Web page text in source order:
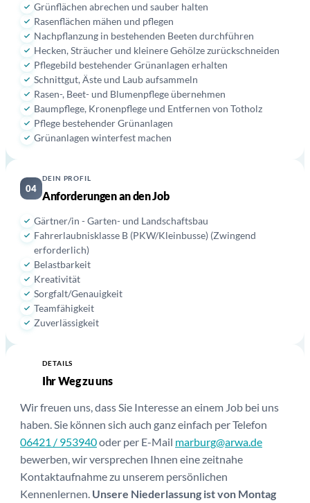
Grünflächen abrechen und sauber halten
Rasenflächen mähen und pflegen
Nachpflanzung in bestehenden Beeten durchführen
Hecken, Sträucher und kleinere Gehölze zurückschneiden
Pflegebild bestehender Grünanlagen erhalten
Schnittgut, Äste und Laub aufsammeln
Rasen-, Beet- und Blumenpflege übernehmen
Baumpflege, Kronenpflege und Entfernen von Totholz
Pflege bestehender Grünanlagen
Grünanlagen winterfest machen
04
DEIN PROFIL
Anforderungen an den Job
Gärtner/in - Garten- und Landschaftsbau
Fahrerlaubnisklasse B (PKW/Kleinbusse) (Zwingend
erforderlich)
Belastbarkeit
Kreativität
Sorgfalt/Genauigkeit
Teamfähigkeit
Zuverlässigkeit
DETAILS
Ihr Weg zu uns
Wir freuen uns, dass Sie Interesse an einem Job bei uns
haben. Sie können sich auch ganz einfach per Telefon
06421 / 953940oder per E-Mail marburg@arwa.de
bewerben, wir versprechen Ihnen eine zeitnahe
Kontaktaufnahme zu unserem persönlichen
Kennenlernen. Unsere Niederlassung ist von Montag